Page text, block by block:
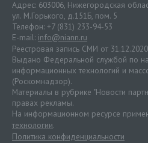
Адрес: 603006, Нижегородская
ул. М.Горького, д.151Б, пом. 5
Телефон: +7 (831) 233-94-53
E-mail: info@niann.ru
Реестровая запись СМИ от
Выдано Федеральной службой по
информационных технологий и
(Роскомнадзор).
Материалы в рубрике "Новости
правах рекламы.
На информационном ресурсе
технологии.
Политика конфиденциальности